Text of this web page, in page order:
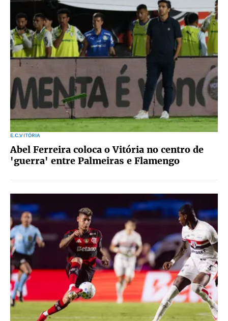
E.C.VITÓRIA
Abel Ferreira coloca o Vitória no centro de
'guerra' entre Palmeiras e Flamengo